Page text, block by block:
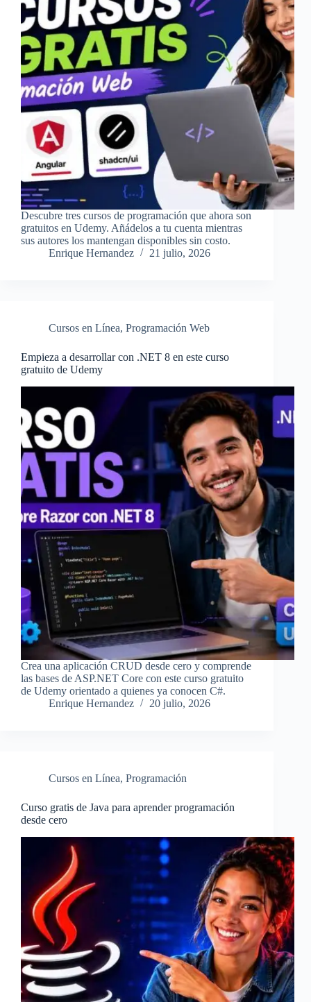
Descubre tres cursos de programación que ahora son
gratuitos en Udemy. Añádelos a tu cuenta mientras
sus autores los mantengan disponibles sin costo.
Enrique Hernandez
21 julio, 2026
Cursos en Línea, Programación Web
Empieza a desarrollar con .NET 8 en este curso
gratuito de Udemy
Crea una aplicación CRUD desde cero y comprende
las bases de ASP.NET Core con este curso gratuito
de Udemy orientado a quienes ya conocen C#.
Enrique Hernandez
20 julio, 2026
Cursos en Línea, Programación
Curso gratis de Java para aprender programación
desde cero